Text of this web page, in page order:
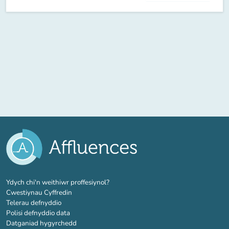
Ydych chi'n weithiwr proffesiynol?(tab newydd)
Cwestiynau Cyffredin
Telerau defnyddio
Polisi defnyddio data
Datganiad hygyrchedd